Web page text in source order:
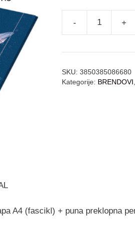
- +
SKU:3850385086680
Kategorije: BRENDOVI ,
A4 (fascikl) + puna preklopna